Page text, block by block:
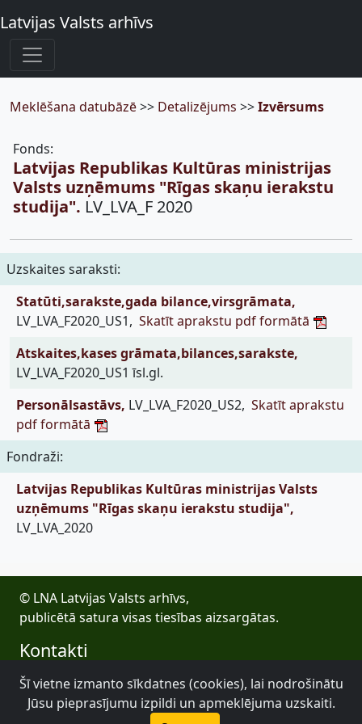
Latvijas Valsts arhīvs
Meklēšana datubāzē>> Detalizējums >>Izvērsums
Fonds:
Latvijas Republikas Kultūras ministrijas
Valsts uzņēmums "Rīgas skaņu ierakstu
studija". LV_LVA_F 2020
Uzskaites saraksti:
Statūti,sarakste,gada bilance,virsgrāmata,
LV_LVA_F2020_US1, Skatīt aprakstu pdf formātā
Atskaites,kases grāmata,bilances,sarakste,
LV_LVA_F2020_US1 īsl.gl.
Personālsastāvs, LV_LVA_F2020_US2, Skatīt aprakstu
pdf formātā
Fondraži:
Latvijas Republikas Kultūras ministrijas Valsts
uzņēmums "Rīgas skaņu ierakstu studija",
LV_LVA_2020
© LNA Latvijas Valsts arhīvs,
publicētā satura visas tiesības aizsargātas.
Kontakti
E-pasts: lva@arhivi.gov.lv
Tālrunis: +371 20027447
Bezdelīgu 1A, Rīga
Šī vietne izmanto sīkdatnes (cookies), lai nodrošinātu
Jūsu pieprasījumu izpildi un apmeklējuma uzskaiti.